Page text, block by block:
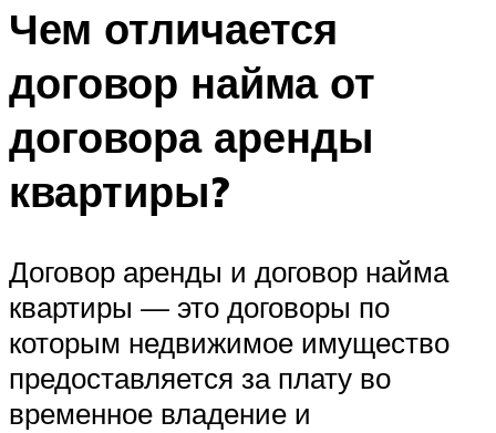
Чем отличается
договор найма от
договора аренды
квартиры?
Договор аренды и договор найма
квартиры — это договоры по
которым недвижимое имущество
предоставляется за плату во
временное владение и